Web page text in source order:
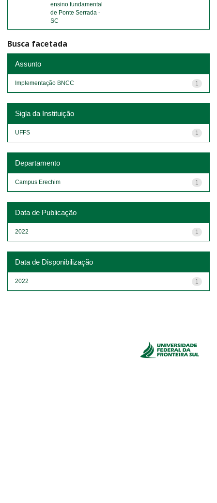
ensino fundamental
de Ponte Serrada -
SC
Busca facetada
Assunto
1
Implementação BNCC
Sigla da Instituição
1
UFFS
Departamento
1
Campus Erechim
Data de Publicação
1
2022
Data de Disponibilização
1
2022